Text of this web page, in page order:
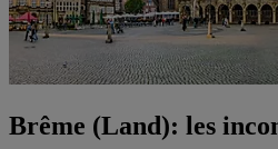
Brême (Land): les